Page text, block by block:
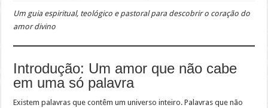
Um guia espiritual, teológico e pastoral para descobrir o coração do
amor divino
Introdução: Um amor que não cabe
em uma só palavra
Existem palavras que contêm um universo inteiro. Palavras que não